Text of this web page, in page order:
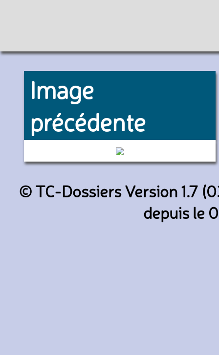
Image
précédente
15161 (Transdev Conflans)
© TC-Dossiers Version 1.7
depuis le